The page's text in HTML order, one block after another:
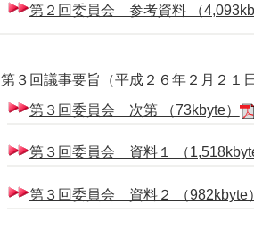
第２回委員会 参考資料 （
第３回議事要旨（平成２６年２月２１
第３回委員会 次第 （73kbyte）
第３回委員会 資料１ （1,518kbyte
第３回委員会 資料２ （982kbyte）